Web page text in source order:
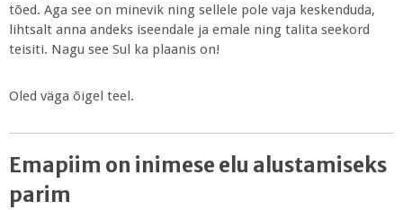
tõed. Aga see on minevik ning sellele pole vaja keskenduda,
lihtsalt anna andeks iseendale ja emale ning talita seekord
teisiti. Nagu see Sul ka plaanis on!
Oled väga õigel teel.
Emapiim on inimese elu alustamiseks
parim